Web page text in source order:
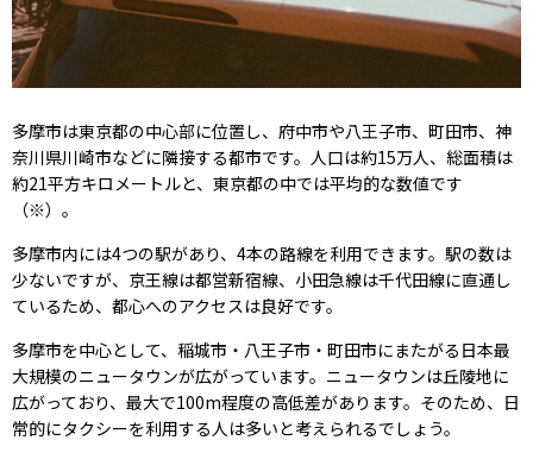
多摩市は東京都の中心部に位置し、府中市や八王子市、町田市、神
奈川県川崎市などに隣接する都市です。人口は約15万人、総面積は
約21平方キロメートルと、東京都の中では平均的な数値です
（※）。
多摩市内には4つの駅があり、4本の路線を利用できます。駅の数は
少ないですが、京王線は都営新宿線、小田急線は千代田線に直通し
ているため、都心へのアクセスは良好です。
多摩市を中心として、稲城市・八王子市・町田市にまたがる日本最
大規模のニュータウンが広がっています。ニュータウンは丘陵地に
広がっており、最大で100m程度の高低差があります。そのため、日
常的にタクシーを利用する人は多いと考えられるでしょう。